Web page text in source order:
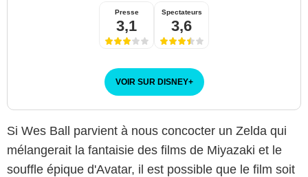
Presse
3,1
Spectateurs
3,6
VOIR SUR DISNEY+
Si Wes Ball parvient à nous concocter un Zelda qui
mélangerait la fantaisie des films de Miyazaki et le
souffle épique d'Avatar, il est possible que le film soit